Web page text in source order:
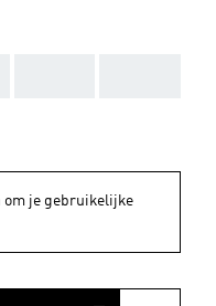
om je gebruikelijke